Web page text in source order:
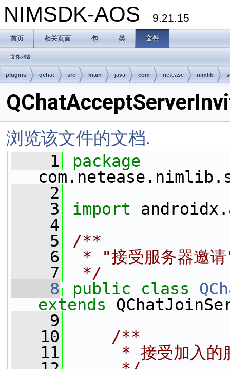
NIMSDK-AOS 9.21.15
首页 相关页面 包 类 文件
文件列表
plugins qchat src main java com netease nimlib
浏览该文件的文档.
    1
    2
    3
import
    4
    5
/**
    6
* "接受服务器邀请
    7
*/
    8
public class
extends
    9
   10
    /**
   11
* 接受加入的